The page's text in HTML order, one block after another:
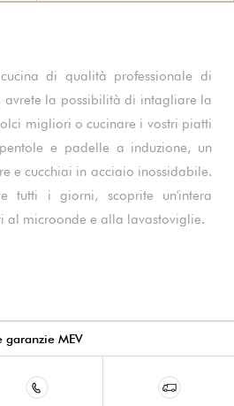
di qualità professionale di
avrete la possibilità di intagliare la
migliori o cucinare i vostri piatti
e padelle a induzione, un
e cucchiai in acciaio inossidabile.
tutti i giorni, scoprite un'intera
microonde e alla lavastoviglie.
garanzie MEV